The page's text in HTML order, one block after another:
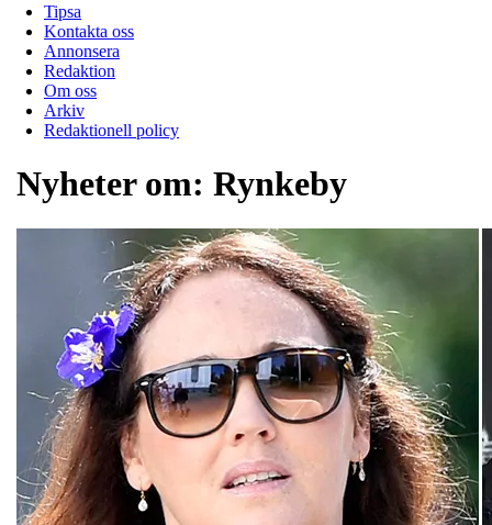
Tipsa
Kontakta oss
Annonsera
Redaktion
Om oss
Arkiv
Redaktionell policy
Nyheter om: Rynkeby